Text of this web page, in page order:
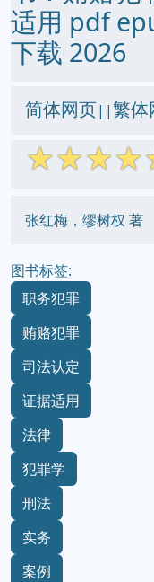
适用 pdf
下载 2026
简体网页||繁体
☆☆☆☆
张红梅，缪树权 著
图书标签:
职务犯罪
贿赂犯罪
司法认定
证据适用
法律
犯罪学
刑法
实务
案例